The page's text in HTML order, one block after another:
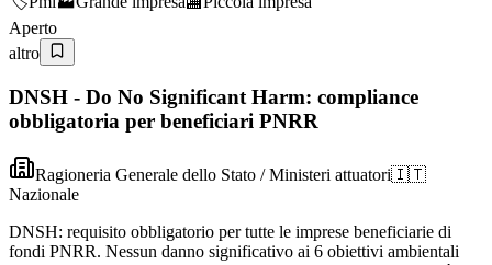
Aperto
altro
DNSH - Do No Significant Harm: compliance
obbligatoria per beneficiari PNRR
Ragioneria Generale dello Stato / Ministeri attuatori🇮🇹
Nazionale
DNSH: requisito obbligatorio per tutte le imprese beneficiarie di
fondi PNRR. Nessun danno significativo ai 6 obiettivi ambientali